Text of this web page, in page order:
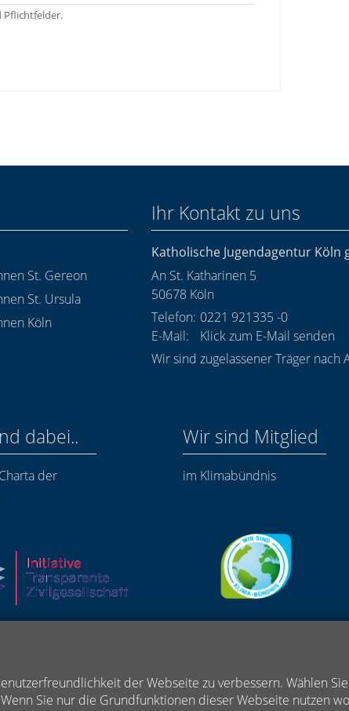
der Webseite zu verbessern. Wählen Sie
Sie nur die Grundfunktionen dieser Webseite nutzen
Pflichtfelder.
St. Gereon
St. Ursula
Köln
Ihr Kontakt zu uns
Katholische Jugendagentur Köln
An St. Katharinen 5
50678 Köln
Telefon: 0221 921335 -0
E-Mail:
Klick zum E-Mail senden
Wir sind zugelassener Träger nach
dabei..
der
Wir sind Mitglied
im Klimabündnis